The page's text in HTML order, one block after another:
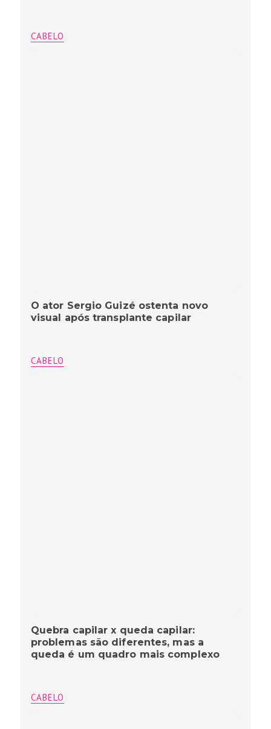
CABELO
O ator Sergio Guizé ostenta novo
visual após transplante capilar
CABELO
Quebra capilar x queda capilar:
problemas são diferentes, mas a
queda é um quadro mais complexo
CABELO